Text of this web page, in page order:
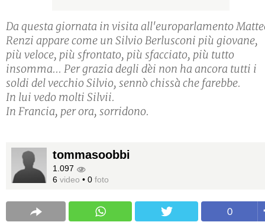
Da questa giornata in visita all'europarlamento
Renzi appare come un Silvio Berlusconi più giovane,
più veloce, più sfrontato, più sfacciato, più tutto
insomma... Per grazia degli dèi non ha ancora tutti i
soldi del vecchio Silvio, sennò chissà che farebbe.
In lui vedo molti Silvii.
In Francia, per ora, sorridono.
tommasoobbi
1.097
6 video • 0 foto
0